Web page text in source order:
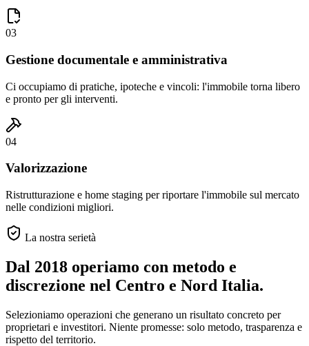
03
Gestione documentale e amministrativa
Ci occupiamo di pratiche, ipoteche e vincoli: l'immobile torna libero
e pronto per gli interventi.
04
Valorizzazione
Ristrutturazione e home staging per riportare l'immobile sul mercato
nelle condizioni migliori.
La nostra serietà
Dal 2018 operiamo con metodo e
discrezione nel Centro e Nord Italia.
Selezioniamo operazioni che generano un risultato concreto per
proprietari e investitori. Niente promesse: solo metodo, trasparenza e
rispetto del territorio.